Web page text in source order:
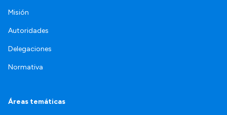
Misión
Autoridades
Delegaciones
Normativa
Áreas temáticas